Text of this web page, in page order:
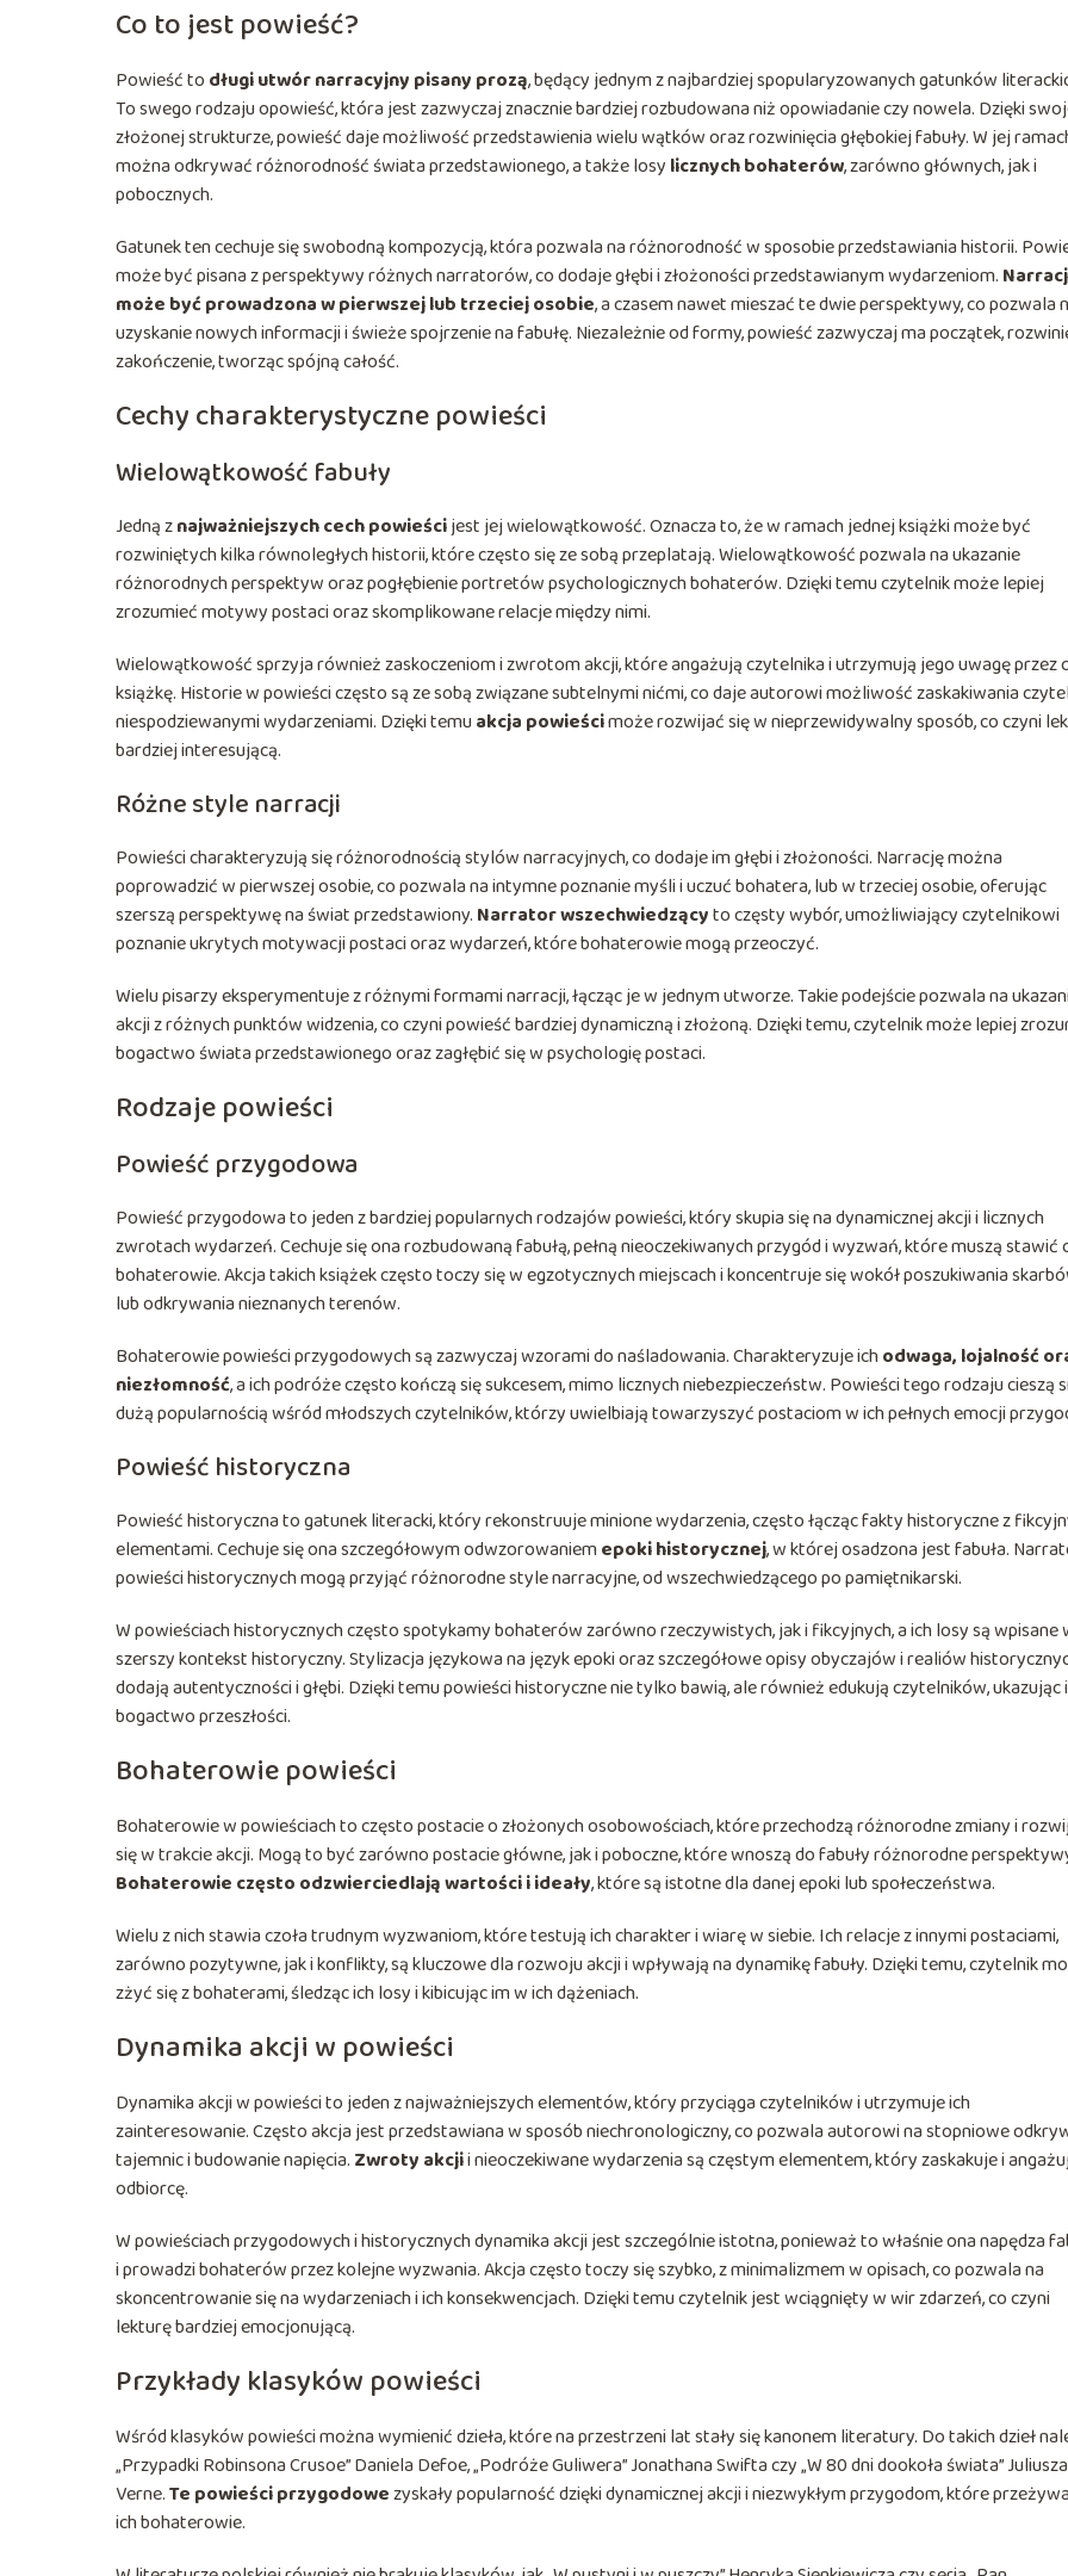
Co to jest powieść?
Powieść to długi utwór narracyjny pisany prozą, będący jednym z najbardziej spopularyzowanych gatunków
To swego rodzaju opowieść, która jest zazwyczaj znacznie bardziej rozbudowana niż opowiadanie czy nowela. Dzięki
złożonej strukturze, powieść daje możliwość przedstawienia wielu wątków oraz rozwinięcia głębokiej fabuły. W jej
można odkrywać różnorodność świata przedstawionego, a także losy licznych bohaterów, zarówno głównych, jak i
pobocznych.
Gatunek ten cechuje się swobodną kompozycją, która pozwala na różnorodność w sposobie przedstawiania historii.
może być pisana z perspektywy różnych narratorów, co dodaje głębi i złożoności przedstawianym wydarzeniom.
może być prowadzona w pierwszej lub trzeciej osobie, a czasem nawet mieszać te dwie perspektywy, co pozwala
uzyskanie nowych informacji i świeże spojrzenie na fabułę. Niezależnie od formy, powieść zazwyczaj ma początek,
zakończenie, tworząc spójną całość.
Cechy charakterystyczne powieści
Wielowątkowość fabuły
Jedną znajważniejszych cech powieścijest jej wielowątkowość. Oznacza to, że w ramach jednej książki może być
rozwiniętych kilka równoległych historii, które często się ze sobą przeplatają. Wielowątkowość pozwala na ukazanie
różnorodnych perspektyw oraz pogłębienie portretów psychologicznych bohaterów. Dzięki temu czytelnik może lepiej
zrozumieć motywy postaci oraz skomplikowane relacje między nimi.
Wielowątkowość sprzyja również zaskoczeniom i zwrotom akcji, które angażują czytelnika i utrzymują jego uwagę przez
książkę. Historie w powieści często są ze sobą związane subtelnymi nićmi, co daje autorowi możliwość zaskakiwania
niespodziewanymi wydarzeniami. Dzięki temuakcja powieścimoże rozwijać się w nieprzewidywalny sposób, co czyni
bardziej interesującą.
Różne style narracji
Powieści charakteryzują się różnorodnością stylów narracyjnych, co dodaje im głębi i złożoności. Narrację można
poprowadzić w pierwszej osobie, co pozwala na intymne poznanie myśli i uczuć bohatera, lub w trzeciej osobie, oferując
szerszą perspektywę na świat przedstawiony. Narrator wszechwiedzącyto częsty wybór, umożliwiający czytelnikowi
poznanie ukrytych motywacji postaci oraz wydarzeń, które bohaterowie mogą przeoczyć.
Wielu pisarzy eksperymentuje z różnymi formami narracji, łącząc je w jednym utworze. Takie podejście pozwala na
akcji z różnych punktów widzenia, co czyni powieść bardziej dynamiczną i złożoną. Dzięki temu, czytelnik może lepiej
bogactwo świata przedstawionego oraz zagłębić się w psychologię postaci.
Rodzaje powieści
Powieść przygodowa
Powieść przygodowa to jeden z bardziej popularnych rodzajów powieści, który skupia się na dynamicznej akcji i licznych
zwrotach wydarzeń. Cechuje się ona rozbudowaną fabułą, pełną nieoczekiwanych przygód i wyzwań, które muszą stawić
bohaterowie. Akcja takich książek często toczy się w egzotycznych miejscach i koncentruje się wokół poszukiwania
lub odkrywania nieznanych terenów.
Bohaterowie powieści przygodowych są zazwyczaj wzorami do naśladowania. Charakteryzuje ichodwaga, lojalność
niezłomność, a ich podróże często kończą się sukcesem, mimo licznych niebezpieczeństw. Powieści tego rodzaju cieszą
dużą popularnością wśród młodszych czytelników, którzy uwielbiają towarzyszyć postaciom w ich pełnych emocji
Powieść historyczna
Powieść historyczna to gatunek literacki, który rekonstruuje minione wydarzenia, często łącząc fakty historyczne z
elementami. Cechuje się ona szczegółowym odwzorowaniemepoki historycznej, w której osadzona jest fabuła.
powieści historycznych mogą przyjąć różnorodne style narracyjne, od wszechwiedzącego po pamiętnikarski.
W powieściach historycznych często spotykamy bohaterów zarówno rzeczywistych, jak i fikcyjnych, a ich losy są wpisane
szerszy kontekst historyczny. Stylizacja językowa na język epoki oraz szczegółowe opisy obyczajów i realiów
dodają autentyczności i głębi. Dzięki temu powieści historyczne nie tylko bawią, ale również edukują czytelników, ukazując
bogactwo przeszłości.
Bohaterowie powieści
Bohaterowie w powieściach to często postacie o złożonych osobowościach, które przechodzą różnorodne zmiany i
się w trakcie akcji. Mogą to być zarówno postacie główne, jak i poboczne, które wnoszą do fabuły różnorodne
Bohaterowie często odzwierciedlają wartości i ideały, które są istotne dla danej epoki lub społeczeństwa.
Wielu z nich stawia czoła trudnym wyzwaniom, które testują ich charakter i wiarę w siebie. Ich relacje z innymi postaciami,
zarówno pozytywne, jak i konflikty, są kluczowe dla rozwoju akcji i wpływają na dynamikę fabuły. Dzięki temu, czytelnik
zżyć się z bohaterami, śledząc ich losy i kibicując im w ich dążeniach.
Dynamika akcji w powieści
Dynamika akcji w powieści to jeden z najważniejszych elementów, który przyciąga czytelników i utrzymuje ich
zainteresowanie. Często akcja jest przedstawiana w sposób niechronologiczny, co pozwala autorowi na stopniowe
tajemnic i budowanie napięcia. Zwroty akcjii nieoczekiwane wydarzenia są częstym elementem, który zaskakuje i
odbiorcę.
W powieściach przygodowych i historycznych dynamika akcji jest szczególnie istotna, ponieważ to właśnie ona napędza
i prowadzi bohaterów przez kolejne wyzwania. Akcja często toczy się szybko, z minimalizmem w opisach, co pozwala na
skoncentrowanie się na wydarzeniach i ich konsekwencjach. Dzięki temu czytelnik jest wciągnięty w wir zdarzeń, co czyni
lekturę bardziej emocjonującą.
Przykłady klasyków powieści
Wśród klasyków powieści można wymienić dzieła, które na przestrzeni lat stały się kanonem literatury. Do takich dzieł
„Przypadki Robinsona Crusoe” Daniela Defoe, „Podróże Guliwera” Jonathana Swifta czy „W 80 dni dookoła świata” Juliusza
Verne.Te powieści przygodowezyskały popularność dzięki dynamicznej akcji i niezwykłym przygodom, które
ich bohaterowie.